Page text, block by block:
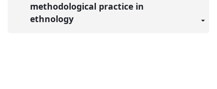
methodological practice in
ethnology